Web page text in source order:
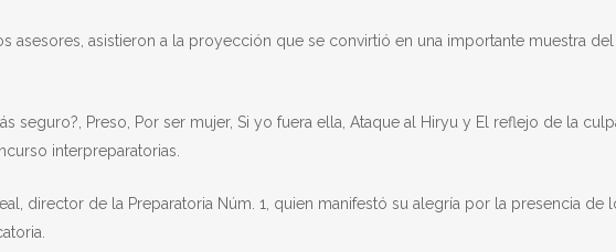
asesores, asistieron a la proyección que se convirtió en una importante muestra
seguro?, Preso, Por ser mujer, Si yo fuera ella, Ataque al Hiryu y El reflejo de la
interpreparatorias.
director de la Preparatoria Núm. 1, quien manifestó su alegría por la presencia de